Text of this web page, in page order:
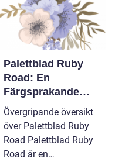
Palettblad Ruby
Road: En
Färgsprakande
Favorit för
Hemmet
Övergripande översikt
över Palettblad Ruby
Road Palettblad Ruby
Road är en